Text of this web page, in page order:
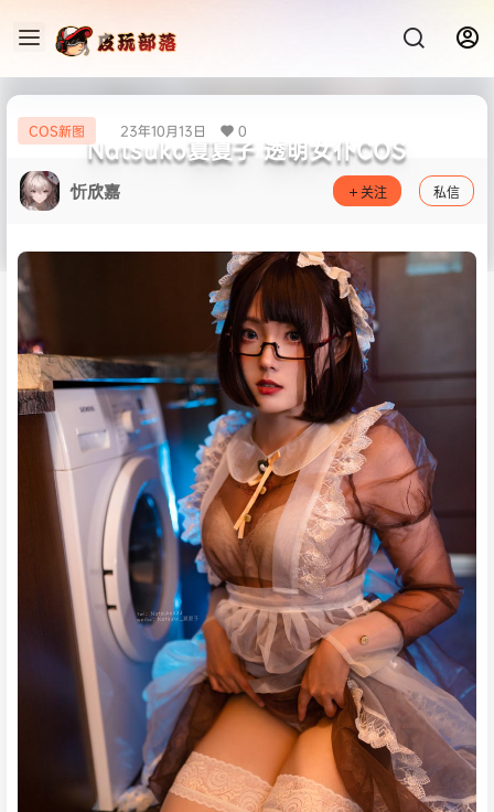
Natsuko夏夏子 透明女仆COS
COS新图 23年10月13日 0
忻欣嘉 关注 私信